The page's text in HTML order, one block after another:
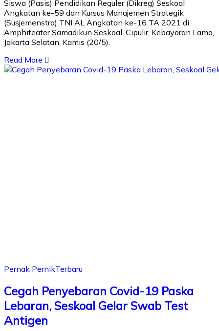
Siswa (Pasis) Pendidikan Reguler (Dikreg) Seskoal
Angkatan ke-59 dan Kursus Manajemen Strategik
(Susjemenstra) TNI AL Angkatan ke-16 TA 2021 di
Amphiteater Samadikun Seskoal, Cipulir, Kebayoran Lama,
Jakarta Selatan, Kamis (20/5).
Read More
Pernak PernikTerbaru
Cegah Penyebaran Covid-19 Paska
Lebaran, Seskoal Gelar Swab Test
Antigen